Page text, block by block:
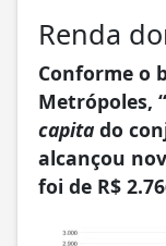
Renda
Conforme o
Metrópoles,
capita do
alcançou
foi de R$